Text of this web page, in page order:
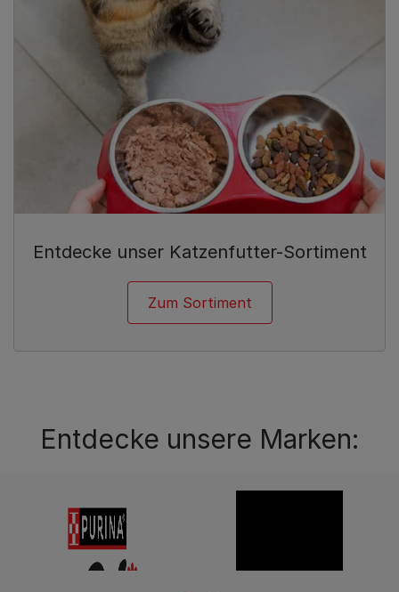
Entdecke unser Katzenfutter-Sortiment
Zum Sortiment
Entdecke unsere Marken: